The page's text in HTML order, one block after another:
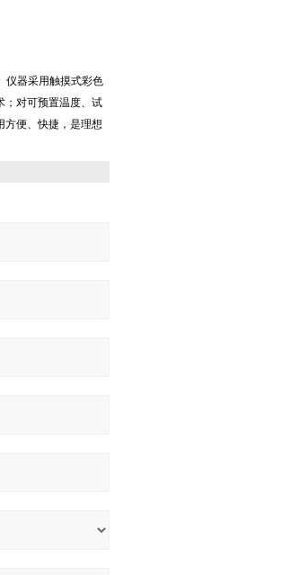
仪器采用触摸式彩色
；对可预置温度、试
方便、快捷，是理想